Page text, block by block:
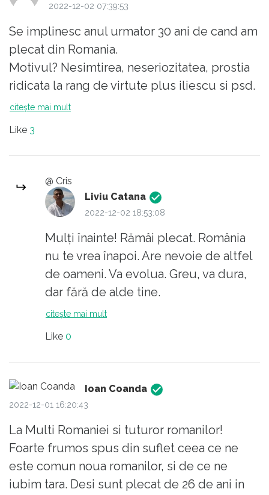
2022-12-02 07:39:53
Se implinesc anul urmator 30 ani de cand am
plecat din Romania.
Motivul? Nesimtirea, neseriozitatea, prostia
ridicata la rang de virtute plus iliescu si psd.
Am ales sa plec cat se poate mai departe.
Am ales sa traiesc un trai NORMAL. Nu cred
ca poti intelege ce inseamna sa traiesti
normal daca ai stat doar in Romania (cu
regret spun asta).
Mi-am invatat copiii romana, continuam sa
vorbim romaneste acasa, imi iubesc tara de
origini si o vizitez de cate ori pot - dar nu as
mai putea trai in Romania.
Asta e...
Viata merge inainte.
citește mai mult
Like 3
@ Cris
Liviu Catana
2022-12-02 18:53:08
Mulți înainte! Rămâi plecat. România
nu te vrea înapoi. Are nevoie de altfel
de oameni. Va evolua. Greu, va dura,
dar fără de alde tine.
citește mai mult
Like 0
Ioan Coanda
2022-12-01 16:20:43
La Multi Romaniei si tuturor romanilor!
Foarte frumos spus din suflet ceea ce ne
este comun noua romanilor, si de ce ne
iubim tara. Desi sunt plecat de 26 de ani in